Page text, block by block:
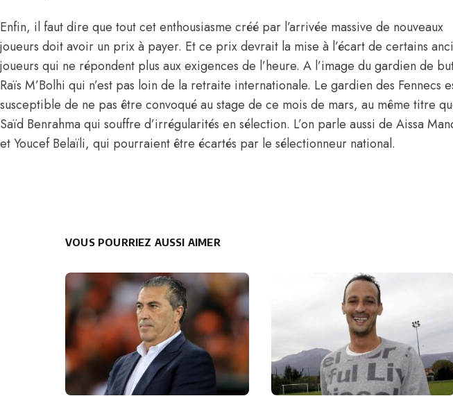
Enfin, il faut dire que tout cet enthousiasme créé par l’arrivée massive de nouveaux
joueurs doit avoir un prix à payer. Et ce prix devrait la mise à l’écart de certains
joueurs qui ne répondent plus aux exigences de l’heure. A l’image du gardien de
Raïs M’Bolhi qui n’est pas loin de la retraite internationale. Le gardien des Fennecs
susceptible de ne pas être convoqué au stage de ce mois de mars, au même titre
Saïd Benrahma qui souffre d’irrégularités en sélection. L’on parle aussi de Aissa
et Youcef Belaïli, qui pourraient être écartés par le sélectionneur national.
VOUS POURRIEZ AUSSI AIMER